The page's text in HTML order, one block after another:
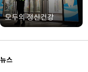
모두의 정신건강
뉴스